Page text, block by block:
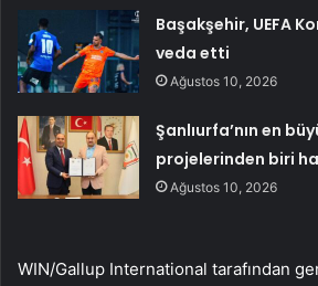
Başakşehir, UEFA
veda etti
Ağustos 10, 2026
Şanlıurfa’nın en
projelerinden biri
Ağustos 10, 2026
WIN/Gallup International tarafından